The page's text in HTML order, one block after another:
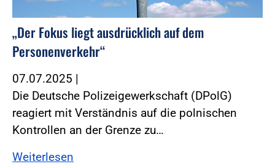
„Der Fokus liegt ausdrücklich auf dem
Personenverkehr“
07.07.2025 |
Die Deutsche Polizeigewerkschaft (DPolG)
reagiert mit Verständnis auf die polnischen
Kontrollen an der Grenze zu…
Weiterlesen